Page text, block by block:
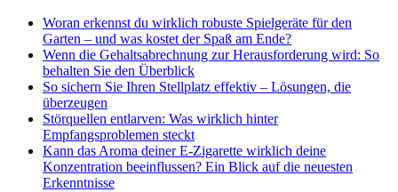
Woran erkennst du wirklich robuste Spielgeräte für den
Garten – und was kostet der Spaß am Ende?
Wenn die Gehaltsabrechnung zur Herausforderung wird: So
behalten Sie den Überblick
So sichern Sie Ihren Stellplatz effektiv – Lösungen, die
überzeugen
Störquellen entlarven: Was wirklich hinter
Empfangsproblemen steckt
Kann das Aroma deiner E-Zigarette wirklich deine
Konzentration beeinflussen? Ein Blick auf die neuesten
Erkenntnisse